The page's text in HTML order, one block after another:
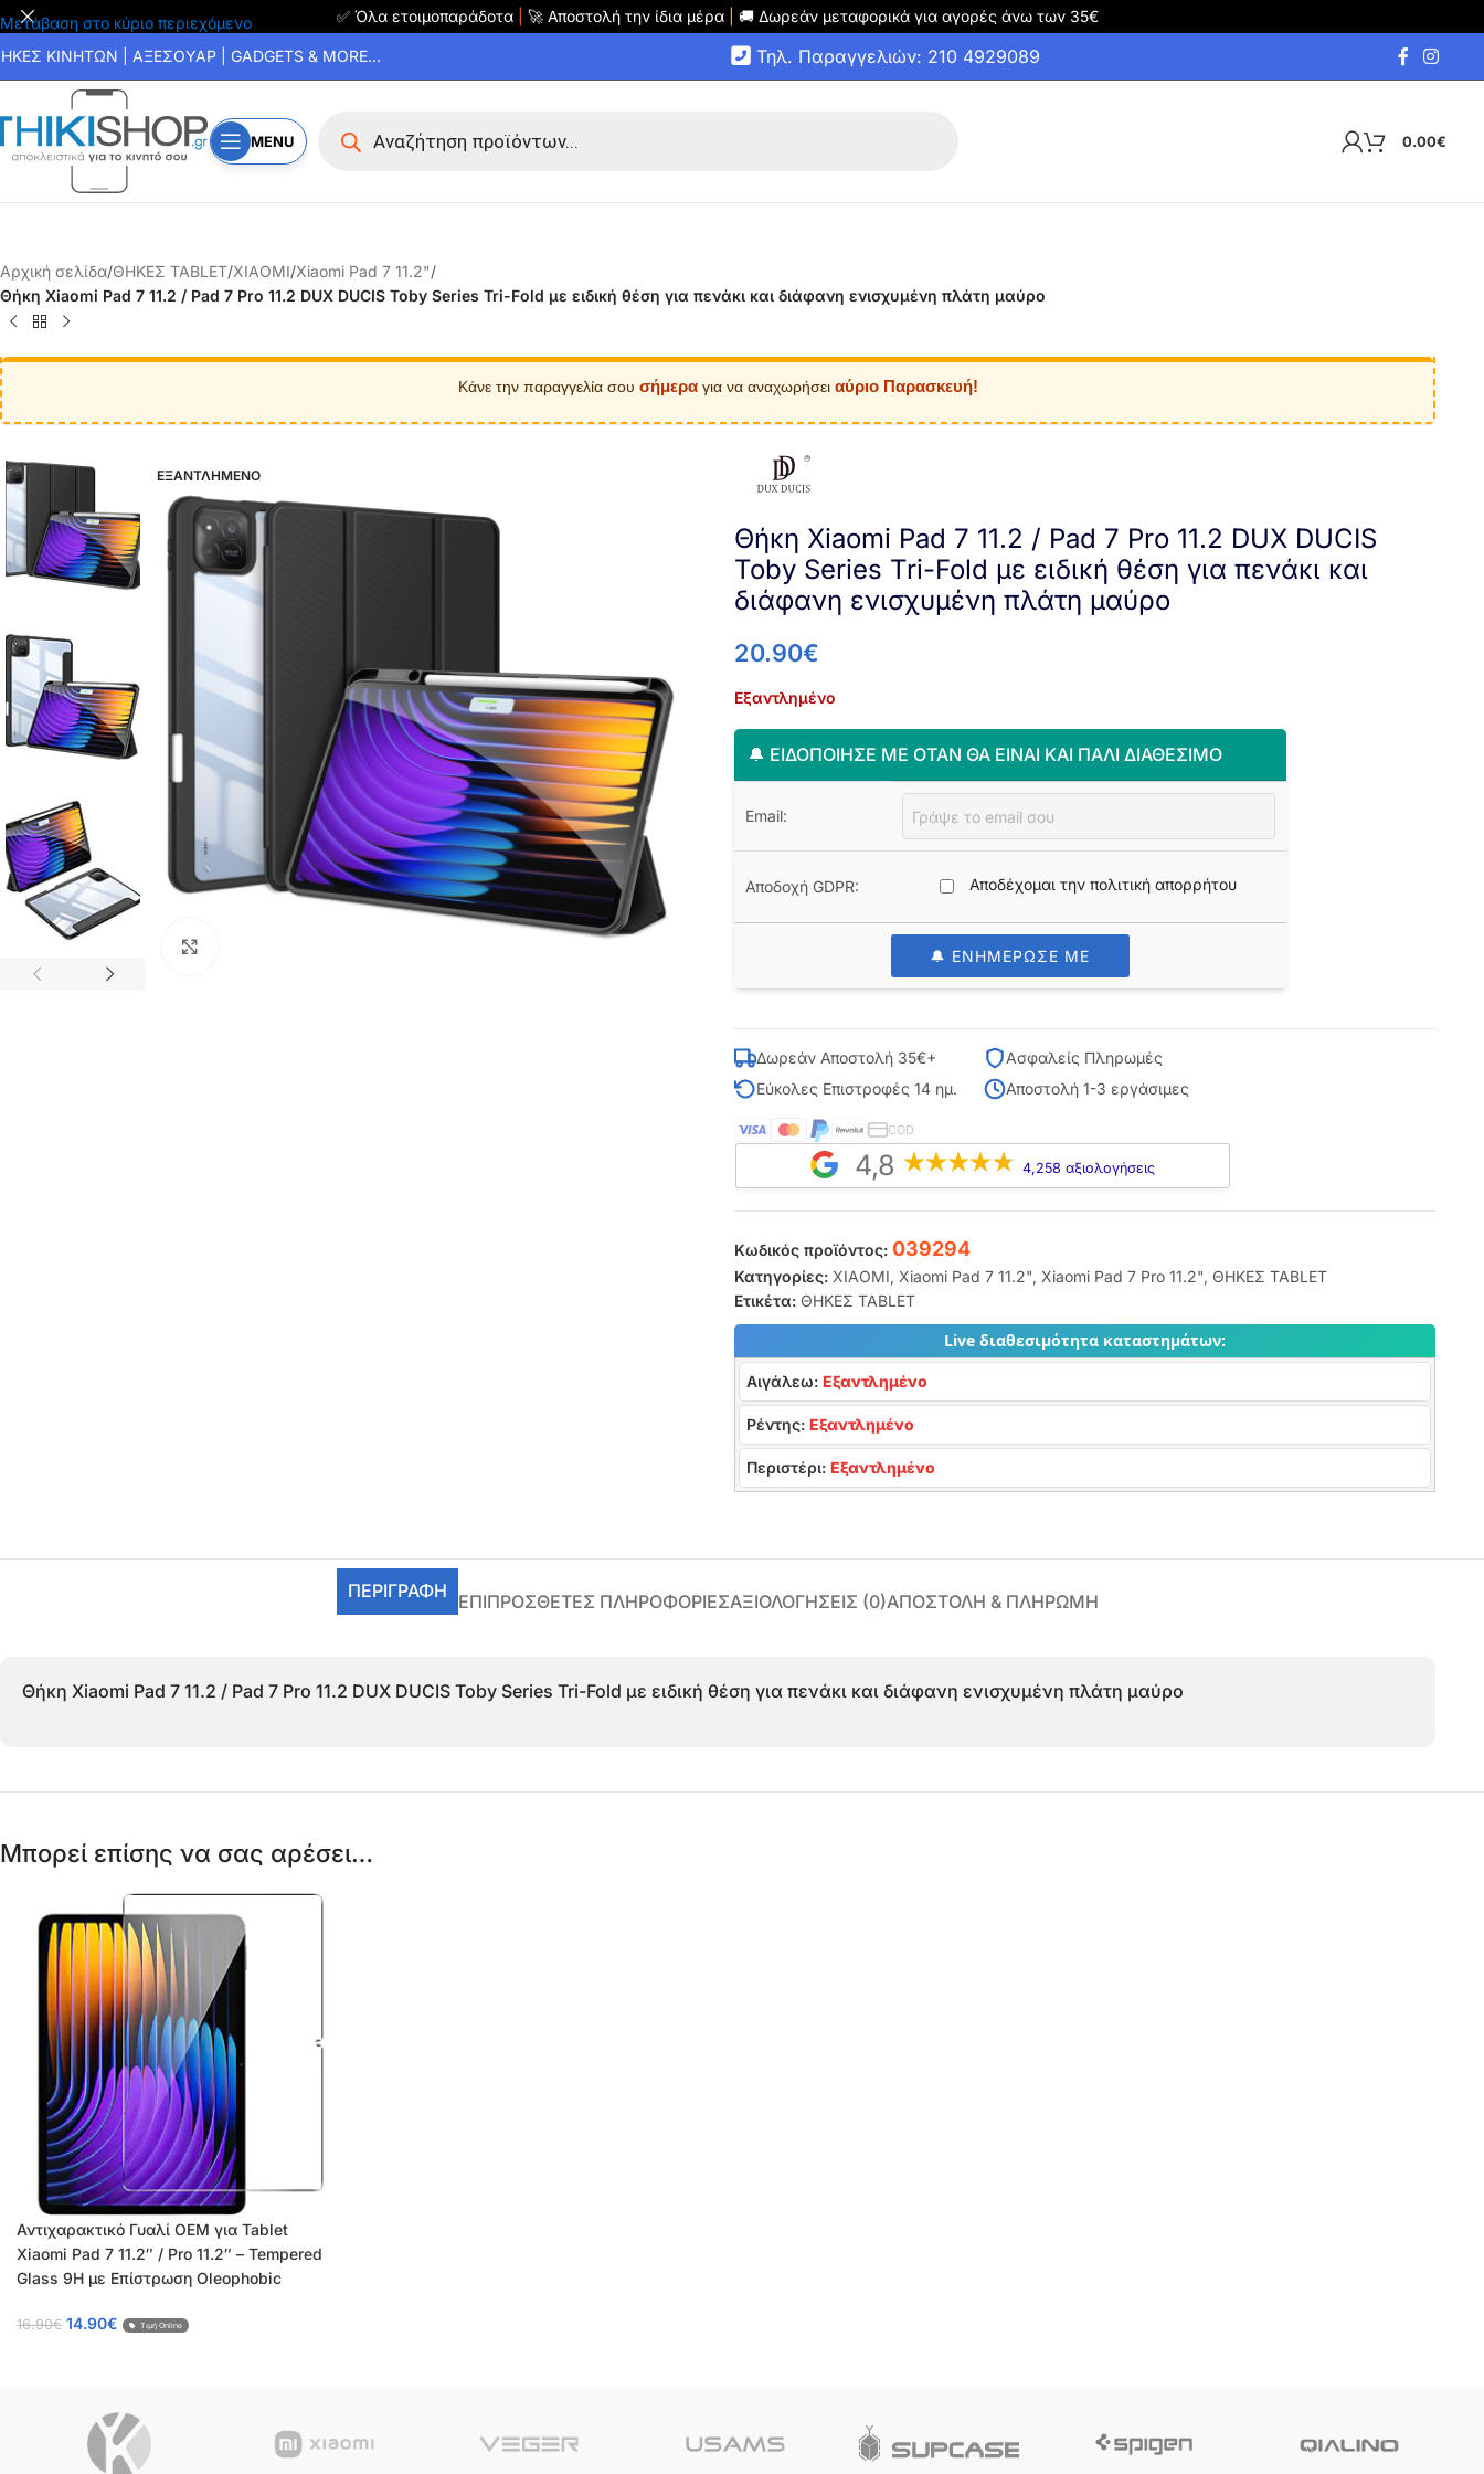
Μετάβαση στο κύριο περιεχόμενο ✅ Όλα ετοιμοπαράδοτα 🚀 Αποστολή την ίδια μέρα 🚚 Δωρεάν μεταφορικά για αγορές άνω των 35€
ΚΙΝΗΤΩΝ | ΑΞΕΣΟΥΑΡ | GADGETS & MORE... Τηλ. Παραγγελιών: 210 4929089
MENU 0.00€
Αρχική σελίδα/ΘΗΚΕΣ TABLET/XIAOMI/Xiaomi Pad 7 11.2"/
Θήκη Xiaomi Pad 7 11.2 / Pad 7 Pro 11.2 DUX DUCIS Toby Series Tri-Fold με ειδική θέση για πενάκι και διάφανη ενισχυμένη πλάτη μαύρο
Κάνε την παραγγελία σου σήμεραγια να αναχωρήσει αύριο Παρασκευή!
ΕΞΑΝΤΛΗΜΕΝΟ
Θήκη Xiaomi Pad 7 11.2 / Pad 7 Pro 11.2 DUX DUCIS
Toby Series Tri-Fold με ειδική θέση για πενάκι και
διάφανη ενισχυμένη πλάτη μαύρο
20.90€
Εξαντλημένο
🔔 ΕΙΔΟΠΟΊΗΣΈ ΜΕ ΌΤΑΝ ΘΑ ΕΊΝΑΙ ΚΑΙ ΠΆΛΙ ΔΙΑΘΈΣΙΜΟ
Email:
Αποδοχή GDPR: Αποδέχομαι την πολιτική απορρήτου
🔔 ΕΝΗΜΕΡΩΣΕ ΜΕ
Δωρεάν Αποστολή 35€+
Ασφαλείς Πληρωμές
Εύκολες Επιστροφές 14 ημ.
Αποστολή 1-3 εργάσιμες
COD
4,8 4,258 αξιολογήσεις
Κωδικός προϊόντος: 039294
Κατηγορίες: XIAOMI, Xiaomi Pad 7 11.2", Xiaomi Pad 7 Pro 11.2", ΘΗΚΕΣ TABLET
Ετικέτα: ΘΗΚΕΣ TABLET
Live διαθεσιμότητα καταστημάτων:
Αιγάλεω: Εξαντλημένο
Ρέντης: Εξαντλημένο
Περιστέρι: Εξαντλημένο
ΠΕΡΙΓΡΑΦΉ ΕΠΙΠΡΌΣΘΕΤΕΣ ΠΛΗΡΟΦΟΡΊΕΣΑΞΙΟΛΟΓΉΣΕΙΣ (0)ΑΠΟΣΤΟΛΗ & ΠΛΗΡΩΜΗ
Θήκη Xiaomi Pad 7 11.2 / Pad 7 Pro 11.2 DUX DUCIS Toby Series Tri-Fold με ειδική θέση για πενάκι και διάφανη ενισχυμένη πλάτη μαύρο
Μπορεί επίσης να σας αρέσει…
Αντιχαρακτικό Γυαλί OEM για Tablet
Xiaomi Pad 7 11.2″ / Pro 11.2″ – Tempered
Glass 9H με Επίστρωση Oleophobic
16.90€ 14.90€ Τιμή Online